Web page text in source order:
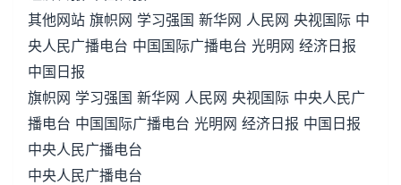
其他网站 旗帜网 学习强国 新华网 人民网 央视国际 中
央人民广播电台 中国国际广播电台 光明网 经济日报
中国日报
旗帜网 学习强国 新华网 人民网 央视国际 中央人民广
播电台 中国国际广播电台 光明网 经济日报 中国日报
中央人民广播电台
中央人民广播电台